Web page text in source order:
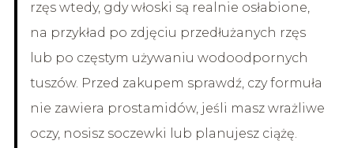
rzęs wtedy, gdy włoski są realnie osłabione,
na przykład po zdjęciu przedłużanych rzęs
lub po częstym używaniu wodoodpornych
tuszów. Przed zakupem sprawdź, czy formuła
nie zawiera prostamidów, jeśli masz wrażliwe
oczy, nosisz soczewki lub planujesz ciążę.